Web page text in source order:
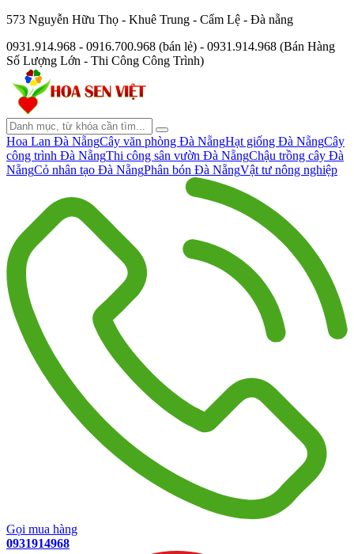
573 Nguyễn Hữu Thọ - Khuê Trung - Cẩm Lệ - Đà nẵng
0931.914.968 - 0916.700.968 (bán lẻ) - 0931.914.968 (Bán Hàng
Số Lượng Lớn - Thi Công Công Trình)
Hoa Lan Đà NẵngCây văn phòng Đà NẵngHạt giống Đà NẵngCây
công trình Đà NẵngThi công sân vườn Đà NẵngChậu trồng cây Đà
NẵngCỏ nhân tạo Đà NẵngPhân bón Đà NẵngVật tư nông nghiệp
Gọi mua hàng
0931914968